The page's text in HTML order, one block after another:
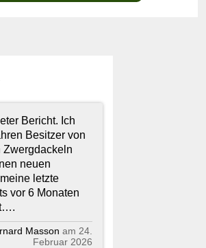
Bericht. Ich
Besitzer von
Zwergdackeln
neuen
letzte
vor 6 Monaten
Masson am 24.
Februar 2026